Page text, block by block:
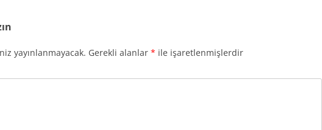
yayınlanmayacak. Gerekli alanlar * ile işaretlenmişlerdir